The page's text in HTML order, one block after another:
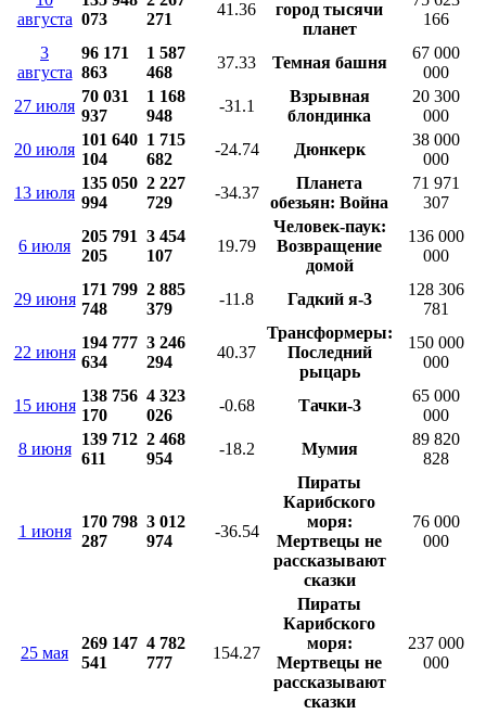
августа 073
271
41.36
город тысячи
планет
166
3
августа
96 171
863
1 587
468
37.33 Темная башня
67 000
000
27 июля
70 031
937
1 168
948
-31.1
Взрывная
блондинка
20 300
000
20 июля
101 640
104
1 715
682
-24.74 Дюнкерк
38 000
000
13 июля
135 050
994
2 227
729
-34.37
Планета
обезьян: Война
71 971
307
6 июля
205 791
205
3 454
107
19.79
Человек-паук:
Возвращение
домой
136 000
000
29 июня
171 799
748
2 885
379
-11.8 Гадкий я-3
128 306
781
22 июня
194 777
634
3 246
294
40.37
Трансформеры:
Последний
рыцарь
150 000
000
15 июня
138 756
170
4 323
026
-0.68 Тачки-3
65 000
000
8 июня
139 712
611
2 468
954
-18.2 Мумия
89 820
828
1 июня
170 798
287
3 012
974
-36.54
Пираты
Карибского
моря:
Мертвецы не
рассказывают
сказки
76 000
000
25 мая
269 147
541
4 782
777
154.27
Пираты
Карибского
моря:
Мертвецы не
рассказывают
сказки
237 000
000